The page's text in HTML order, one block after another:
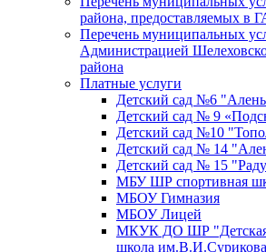
района, предоставляемых
Перечень муниципальных
Администрацией
района
Платные услуги
Детский сад №6
Детский сад № 9
Детский сад №10
Детский сад № 14
Детский сад № 15
МБУ ШР спортивная
МБОУ Гимназия
МБОУ Лицей
МКУК ДО ШР "Детская
школа